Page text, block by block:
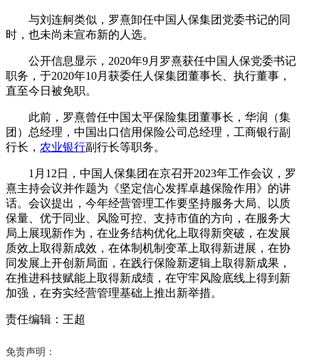
与刘连舸类似，罗熹卸任中国人保集团党委书记的同
时，也未尚未宣布新的人选。
公开信息显示，2020年9月罗熹获任中国人保党委书记
职务，于2020年10月获委任人保集团董事长、执行董事，
直至今日被免职。
此前，罗熹曾任中国太平保险集团董事长，华润（集
团）总经理，中国出口信用保险公司总经理，工商银行副
行长， 农业银行副行长等职务。
1月12日，中国人保集团在京召开2023年工作会议，罗
熹主持会议并作题为《坚定信心发挥卓越保险作用》的讲
话。会议提出，今年经营管理工作要坚持服务大局、以质
保量、优于同业、风险可控、支持市值的方向，在服务大
局上展现新作为，在业务结构优化上取得新突破，在发展
质效上取得新成效，在体制机制变革上取得新进展，在协
同发展上开创新局面，在践行保险新逻辑上取得新成果，
在推进科技赋能上取得新成绩，在守牢风险底线上得到新
加强，在夯实经营管理基础上推出新举措。
责任编辑：王超
免责声明：